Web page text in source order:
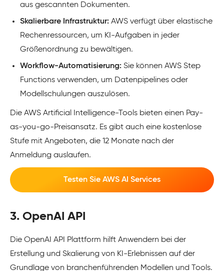
aus gescannten Dokumenten.
Skalierbare Infrastruktur: AWS verfügt über elastische
Rechenressourcen, um KI-Aufgaben in jeder
Größenordnung zu bewältigen.
Workflow-Automatisierung: Sie können AWS Step
Functions verwenden, um Datenpipelines oder
Modellschulungen auszulösen.
Die AWS Artificial Intelligence-Tools bieten einen Pay-
as-you-go-Preisansatz. Es gibt auch eine kostenlose
Stufe mit Angeboten, die 12 Monate nach der
Anmeldung auslaufen.
Testen Sie AWS AI Services
3. OpenAI API
Die OpenAI API Plattform hilft Anwendern bei der
Erstellung und Skalierung von KI-Erlebnissen auf der
Grundlage von branchenführenden Modellen und Tools.